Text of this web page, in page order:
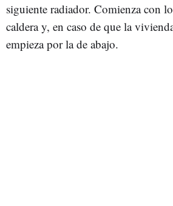
siguiente radiador. Comienza con
caldera y, en caso de que la
empieza por la de abajo.